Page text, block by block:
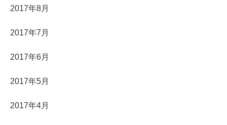
2017年8月
2017年7月
2017年6月
2017年5月
2017年4月